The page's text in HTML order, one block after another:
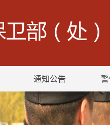
通知公告